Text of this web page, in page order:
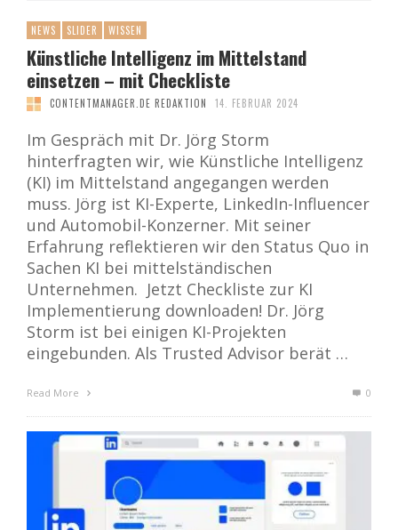
NEWS SLIDER WISSEN
Künstliche Intelligenz im Mittelstand
einsetzen – mit Checkliste
CONTENTMANAGER.DE REDAKTION 14. FEBRUAR 2024
Im Gespräch mit Dr. Jörg Storm
hinterfragten wir, wie Künstliche Intelligenz
(KI) im Mittelstand angegangen werden
muss. Jörg ist KI-Experte, LinkedIn-Influencer
und Automobil-Konzerner. Mit seiner
Erfahrung reflektieren wir den Status Quo in
Sachen KI bei mittelständischen
Unternehmen. Jetzt Checkliste zur KI
Implementierung downloaden! Dr. Jörg
Storm ist bei einigen KI-Projekten
eingebunden. Als Trusted Advisor berät …
Read More 0